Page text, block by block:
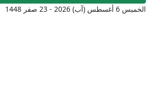
الخميس 6 أغسطس (آب) 2026 - 23 صفر 1448